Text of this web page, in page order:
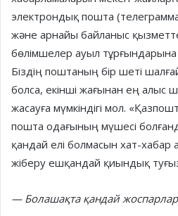
электрондық пошта
және арнайы байланыс
бөлімшелер ауыл
Біздің поштаның бір шеті
болса, екінші жағынан ең алыс
жасауға мүмкіндігі мол.
пошта одағының мүшесі
қандай елі болмасын хат-хабар
жіберу ешқандай қиындық
— Болашақта қандай